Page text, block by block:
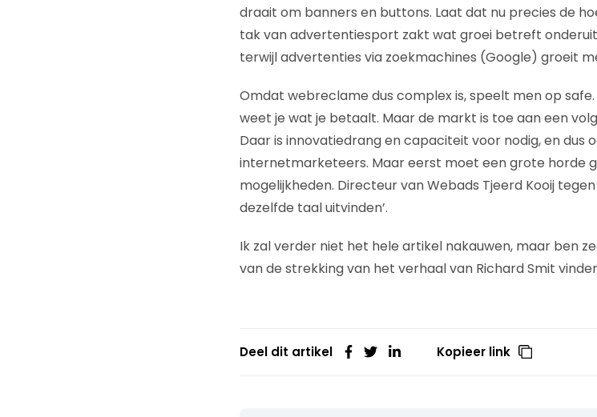
draait om banners en buttons. Laat dat nu precies de
tak van advertentiesport zakt wat groei betreft
terwijl advertenties via zoekmachines (Google) groeit
Omdat webreclame dus complex is, speelt men op
weet je wat je betaalt. Maar de markt is toe aan een
Daar is innovatiedrang en capaciteit voor nodig, en dus
internetmarketeers. Maar eerst moet een grote horde
mogelijkheden. Directeur van Webads Tjeerd Kooij
dezelfde taal uitvinden’.
Ik zal verder niet het hele artikel nakauwen, maar ben
van de strekking van het verhaal van Richard Smit
Deel dit artikel Kopieer link